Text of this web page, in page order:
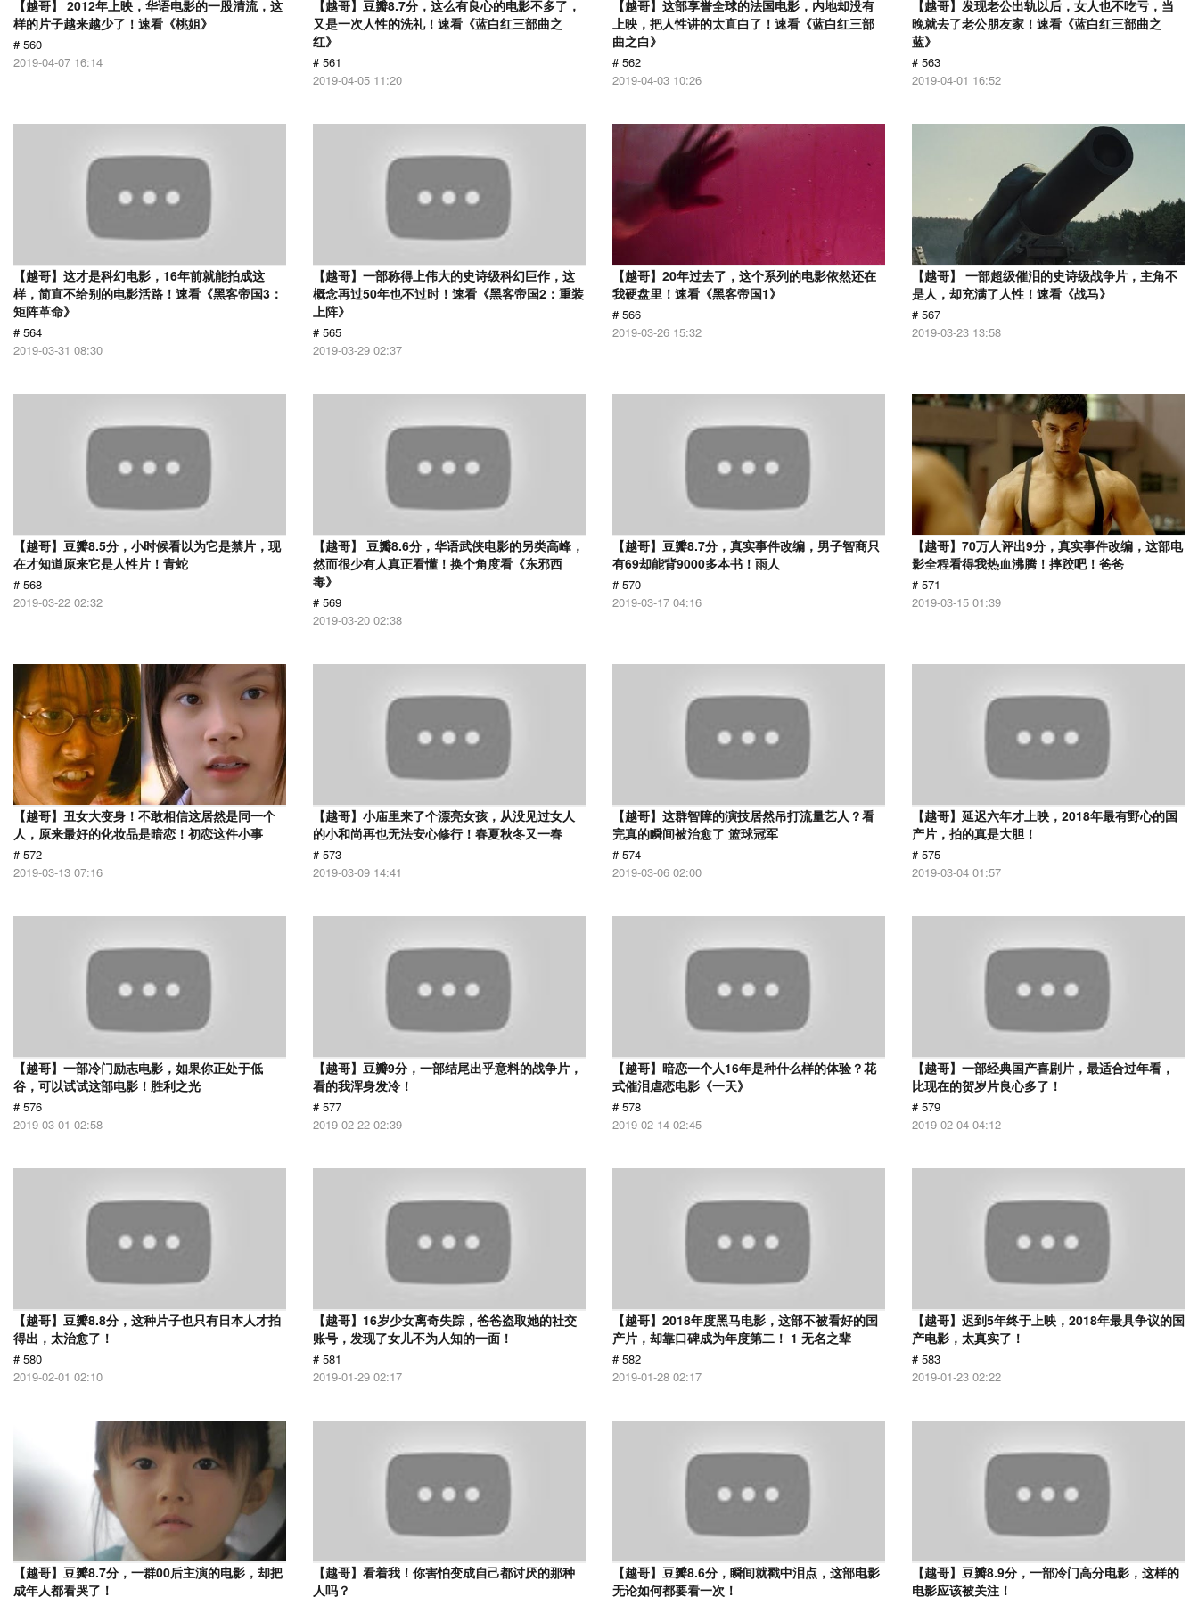
【越哥】 2012年上映，华语电影的一股清流，这
样的片子越来越少了！速看《桃姐》
# 560
2019-04-07 16:14
【越哥】豆瓣8.7分，这么有良心的电影不多了，
又是一次人性的洗礼！速看《蓝白红三部曲之
红》
# 561
2019-04-05 11:20
【越哥】这部享誉全球的法国电影，内地却没有
上映，把人性讲的太直白了！速看《蓝白红三部
曲之白》
# 562
2019-04-03 10:26
【越哥】发现老公出轨以后，女人也不吃亏，当
晚就去了老公朋友家！速看《蓝白红三部曲之
蓝》
# 563
2019-04-01 16:52
【越哥】这才是科幻电影，16年前就能拍成这
样，简直不给别的电影活路！速看《黑客帝国3：
矩阵革命》
# 564
2019-03-31 08:30
【越哥】一部称得上伟大的史诗级科幻巨作，这
概念再过50年也不过时！速看《黑客帝国2：重装
上阵》
# 565
2019-03-29 02:37
【越哥】20年过去了，这个系列的电影依然还在
我硬盘里！速看《黑客帝国1》
# 566
2019-03-26 15:32
【越哥】 一部超级催泪的史诗级战争片，主角不
是人，却充满了人性！速看《战马》
# 567
2019-03-23 13:58
【越哥】豆瓣8.5分，小时候看以为它是禁片，现
在才知道原来它是人性片！青蛇
# 568
2019-03-22 02:32
【越哥】 豆瓣8.6分，华语武侠电影的另类高峰，
然而很少有人真正看懂！换个角度看《东邪西
毒》
# 569
2019-03-20 02:38
【越哥】豆瓣8.7分，真实事件改编，男子智商只
有69却能背9000多本书！雨人
# 570
2019-03-17 04:16
【越哥】70万人评出9分，真实事件改编，这部电
影全程看得我热血沸腾！摔跤吧！爸爸
# 571
2019-03-15 01:39
【越哥】丑女大变身！不敢相信这居然是同一个
人，原来最好的化妆品是暗恋！初恋这件小事
# 572
2019-03-13 07:16
【越哥】小庙里来了个漂亮女孩，从没见过女人
的小和尚再也无法安心修行！春夏秋冬又一春
# 573
2019-03-09 14:41
【越哥】这群智障的演技居然吊打流量艺人？看
完真的瞬间被治愈了 篮球冠军
# 574
2019-03-06 02:00
【越哥】延迟六年才上映，2018年最有野心的国
产片，拍的真是大胆！
# 575
2019-03-04 01:57
【越哥】一部冷门励志电影，如果你正处于低
谷，可以试试这部电影！胜利之光
# 576
2019-03-01 02:58
【越哥】豆瓣9分，一部结尾出乎意料的战争片，
看的我浑身发冷！
# 577
2019-02-22 02:39
【越哥】暗恋一个人16年是种什么样的体验？花
式催泪虐恋电影《一天》
# 578
2019-02-14 02:45
【越哥】一部经典国产喜剧片，最适合过年看，
比现在的贺岁片良心多了！
# 579
2019-02-04 04:12
【越哥】豆瓣8.8分，这种片子也只有日本人才拍
得出，太治愈了！
# 580
2019-02-01 02:10
【越哥】16岁少女离奇失踪，爸爸盗取她的社交
账号，发现了女儿不为人知的一面！
# 581
2019-01-29 02:17
【越哥】2018年度黑马电影，这部不被看好的国
产片，却靠口碑成为年度第二！ 1 无名之辈
# 582
2019-01-28 02:17
【越哥】迟到5年终于上映，2018年最具争议的国
产电影，太真实了！
# 583
2019-01-23 02:22
【越哥】豆瓣8.7分，一群00后主演的电影，却把
成年人都看哭了！
【越哥】看着我！你害怕变成自己都讨厌的那种
人吗？
【越哥】豆瓣8.6分，瞬间就戳中泪点，这部电影
无论如何都要看一次！
【越哥】豆瓣8.9分，一部冷门高分电影，这样的
电影应该被关注！